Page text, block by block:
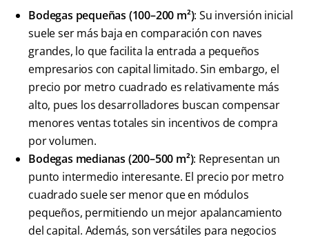
Bodegas pequeñas (100–200 m²): Su inversión inicial
suele ser más baja en comparación con naves
grandes, lo que facilita la entrada a pequeños
empresarios con capital limitado. Sin embargo, el
precio por metro cuadrado es relativamente más
alto, pues los desarrolladores buscan compensar
menores ventas totales sin incentivos de compra
por volumen.
Bodegas medianas (200–500 m²): Representan un
punto intermedio interesante. El precio por metro
cuadrado suele ser menor que en módulos
pequeños, permitiendo un mejor apalancamiento
del capital. Además, son versátiles para negocios